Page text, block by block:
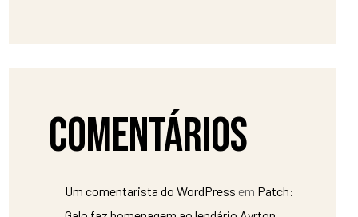
Comentários
Um comentarista do WordPress em Patch: